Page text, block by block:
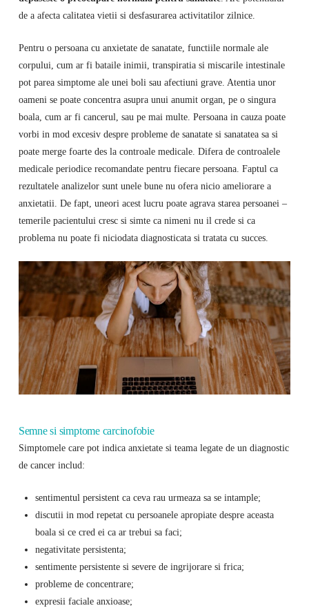
de a afecta calitatea vietii si desfasurarea activitatilor zilnice.
Pentru o persoana cu anxietate de sanatate, functiile normale ale
corpului, cum ar fi bataile inimii, transpiratia si miscarile intestinale
pot parea simptome ale unei boli sau afectiuni grave. Atentia unor
oameni se poate concentra asupra unui anumit organ, pe o singura
boala, cum ar fi cancerul, sau pe mai multe. Persoana in cauza poate
vorbi in mod excesiv despre probleme de sanatate si sanatatea sa si
poate merge foarte des la controale medicale. Difera de controalele
medicale periodice recomandate pentru fiecare persoana. Faptul ca
rezultatele analizelor sunt unele bune nu ofera nicio ameliorare a
anxietatii. De fapt, uneori acest lucru poate agrava starea persoanei –
temerile pacientului cresc si simte ca nimeni nu il crede si ca
problema nu poate fi niciodata diagnosticata si tratata cu succes.
Semne si simptome carcinofobie
Simptomele care pot indica anxietate si teama legate de un diagnostic
de cancer includ:
sentimentul persistent ca ceva rau urmeaza sa se intample;
discutii in mod repetat cu persoanele apropiate despre aceasta
boala si ce cred ei ca ar trebui sa faci;
negativitate persistenta;
sentimente persistente si severe de ingrijorare si frica;
probleme de concentrare;
expresii faciale anxioase;